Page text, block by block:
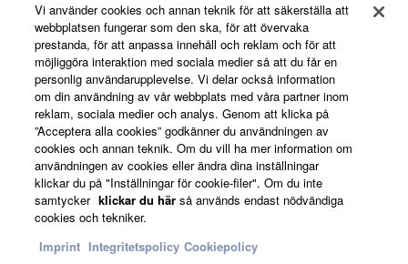
Om Yamaha
Sverige - Swedish
Business
Vi använder cookies och annan teknik för att säkerställa att
webbplatsen fungerar som den ska, för att övervaka
prestanda, för att anpassa innehåll och reklam och för att
möjliggöra interaktion med sociala medier så att du får en
personlig användarupplevelse. Vi delar också information
om din användning av vår webbplats med våra partner inom
reklam, sociala medier och analys. Genom att klicka på
”Acceptera alla cookies” godkänner du användningen av
cookies och annan teknik. Om du vill ha mer information om
användningen av cookies eller ändra dina inställningar
klickar du på "Inställningar för cookie-filer". Om du inte
samtycker klickar du här så används endast nödvändiga
cookies och tekniker.
Imprint Integritetspolicy Cookiepolicy